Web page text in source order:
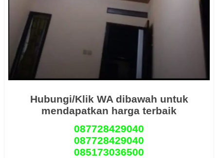
Hubungi/Klik WA dibawah untuk
mendapatkan harga terbaik
087728429040
087728429040
085173036500